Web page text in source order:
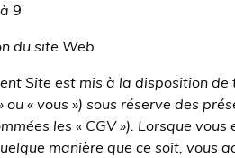
9
du site Web
Site est mis à la disposition
ou « vous ») sous réserve des
les « CGV »). Lorsque
manière que ce soit, vous